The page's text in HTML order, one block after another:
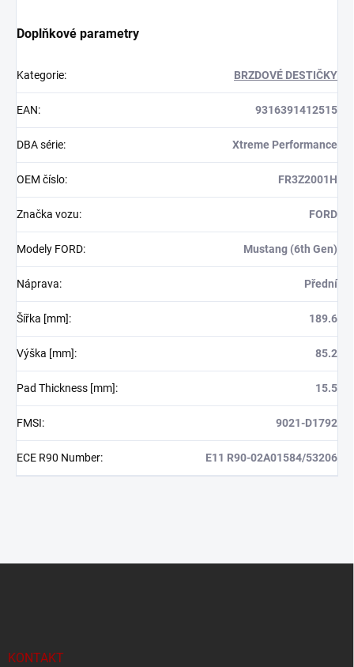
Doplňkové parametry
Kategorie: BRZDOVÉ DESTIČKY
EAN: 9316391412515
DBA série: Xtreme Performance
OEM číslo: FR3Z2001H
Značka vozu: FORD
Modely FORD: Mustang (6th Gen)
Náprava: Přední
Šířka [mm]: 189.6
Výška [mm]: 85.2
Pad Thickness [mm]: 15.5
FMSI: 9021-D1792
ECE R90 Number: E11 R90-02A01584/53206
KONTAKT